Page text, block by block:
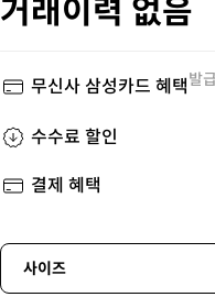
거래이력 없음
무신사 삼성카드 혜택발
수수료 할인
결제 혜택
사이즈